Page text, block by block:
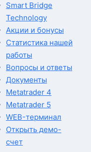
Smart Bridge
Technology
Акции и бонусы
Статистика нашей
работы
Вопросы и ответы
Документы
Metatrader 4
Metatrader 5
WEB-терминал
Открыть демо-
счет